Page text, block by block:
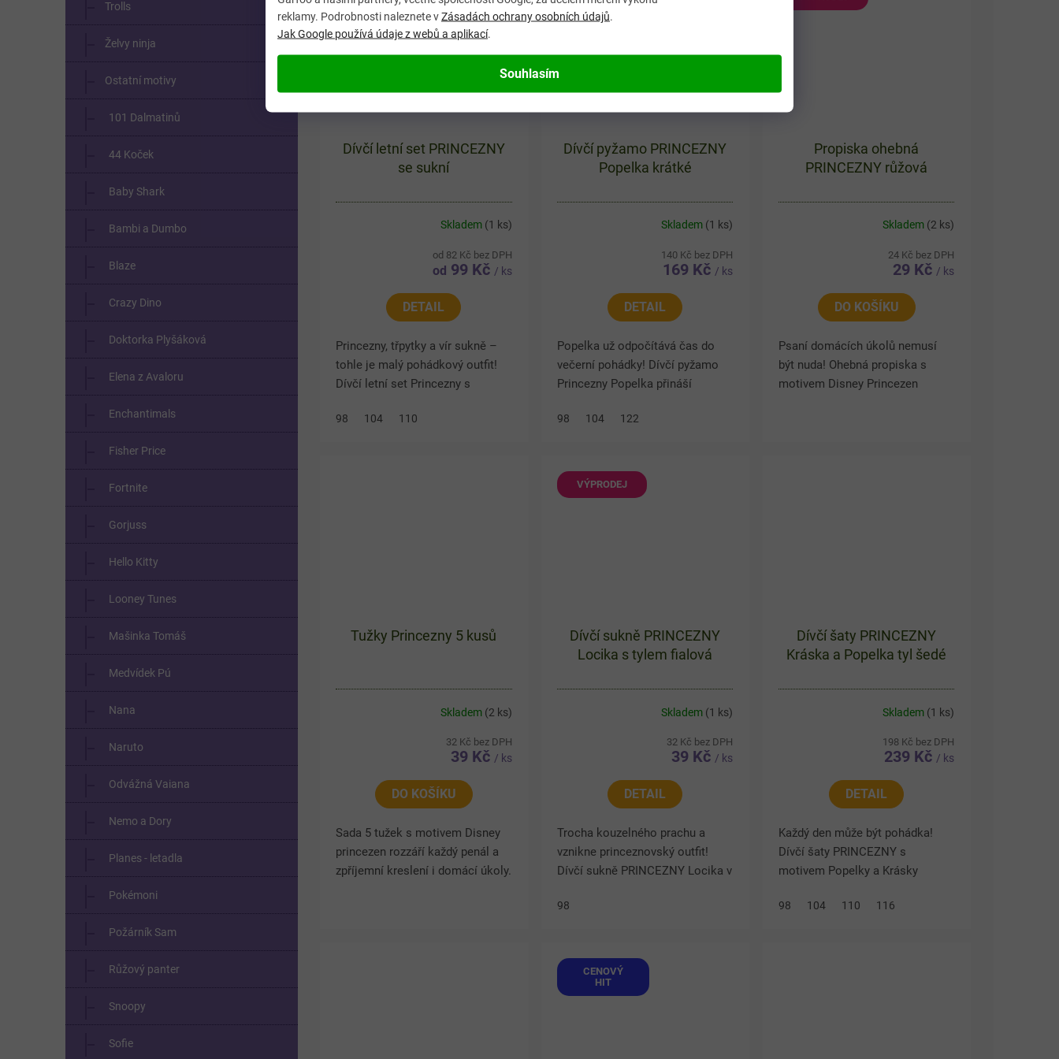
reklamy. Podrobnosti naleznete vZásadách ochrany osobních údajů.
Jak Google používá údaje z webů a aplikací.
Souhlasím
Trolls
Želvy ninja
Ostatní motivy
101 Dalmatinů
44 Koček
Baby Shark
Bambi a Dumbo
Blaze
Crazy Dino
Doktorka Plyšáková
Elena z Avaloru
Enchantimals
Fisher Price
Fortnite
Gorjuss
Hello Kitty
Looney Tunes
Mašinka Tomáš
Medvídek Pú
Nana
Naruto
Odvážná Vaiana
Nemo a Dory
Planes - letadla
Pokémoni
Požárník Sam
Růžový panter
Snoopy
Sofie
Dívčí letní set PRINCEZNY
se sukní
Skladem (1 ks)
od 82 Kč bez DPH
od 99 Kč / ks
DETAIL
Princezny, třpytky a vír sukně –
tohle je malý pohádkový outfit!
Dívčí letní set Princezny s
rozzáří každý den. Veselé barvy,
98 104 110
Dívčí pyžamo PRINCEZNY
Popelka krátké
Skladem (1 ks)
140 Kč bez DPH
169 Kč / ks
DETAIL
Popelka už odpočítává čas do
večerní pohádky! Dívčí pyžamo
Princezny Popelka přináší
krásný motiv oblíbené Disney
98 104 122
Propiska ohebná
PRINCEZNY růžová
Skladem (2 ks)
24 Kč bez DPH
29 Kč / ks
DO KOŠÍKU
Psaní domácích úkolů nemusí
být nuda! Ohebná propiska s
motivem Disney Princezen
Tužky Princezny 5 kusů
Skladem (2 ks)
32 Kč bez DPH
39 Kč / ks
DO KOŠÍKU
Sada 5 tužek s motivem Disney
princezen rozzáří každý penál a
zpříjemní kreslení i domácí úkoly.
VÝPRODEJ
Dívčí sukně PRINCEZNY
Locika s tylem fialová
Skladem (1 ks)
32 Kč bez DPH
39 Kč / ks
DETAIL
Trocha kouzelného prachu a
vznikne princeznovský outfit!
Dívčí sukně PRINCEZNY Locika v
lehkým tylem a pohádkovým
98
Dívčí šaty PRINCEZNY
Kráska a Popelka tyl šedé
Skladem (1 ks)
198 Kč bez DPH
239 Kč / ks
DETAIL
Každý den může být pohádka!
Dívčí šaty PRINCEZNY s
motivem Popelky a Krásky
růžovou tylovou sukni. Pohodlný
98 104 110 116
CENOVÝ
HIT